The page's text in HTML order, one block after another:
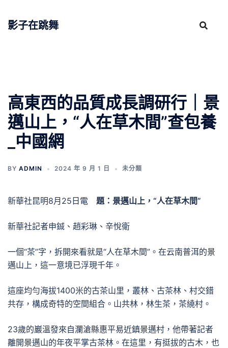
影子在跳舞
高東西的品質成長調研行｜景
邁山上，“人在草木間”查包養
_中國網
BY ADMIN 2024 年 9 月 1 日 未分類
新華社昆明8月25日電 題：景邁山上，“人在草木間”
新華社記者申鋮、趙彩琳、辛悅衛
一個“茶”字，拆開來看就是“人在草木間”。在云南普洱的景
邁山上，這一意境已浮現千年。
這座均勻海拔1400米的古茶山里，叢林、古茶林、村交錯
共存，構成奇特的空間組合。山共林，林生茶，茶繞村。
23歲的巖溫發來自瀾滄縣惠平易近鎮景邁村，他帶著記者
離開景邁山的年夜平掌古茶林。在這里，有挺拔的古木，也